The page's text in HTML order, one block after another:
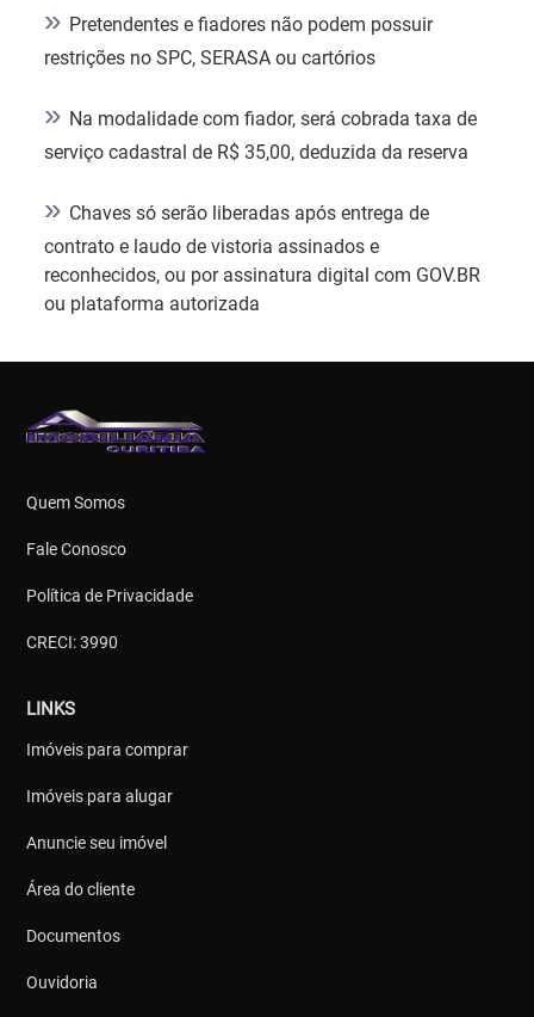
» Pretendentes e fiadores não podem possuir
restrições no SPC, SERASA ou cartórios
» Na modalidade com fiador, será cobrada taxa de
serviço cadastral de R$ 35,00, deduzida da reserva
» Chaves só serão liberadas após entrega de
contrato e laudo de vistoria assinados e
reconhecidos, ou por assinatura digital com GOV.BR
ou plataforma autorizada
Quem Somos
Fale Conosco
Política de Privacidade
CRECI: 3990
LINKS
Imóveis para comprar
Imóveis para alugar
Anuncie seu imóvel
Área do cliente
Documentos
Ouvidoria